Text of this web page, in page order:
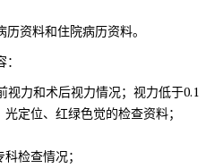
历资料和住院病历资料。
视力和术后视力情况；视力低于0.1
定位、红绿色觉的检查资料；
检查情况；